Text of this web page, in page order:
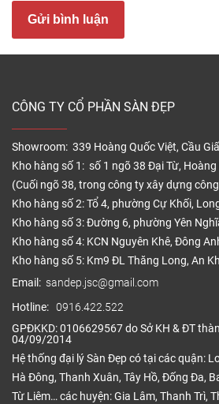
Sàn nhựa
Mines
152.2 * 4
Sàn nhựa
IBT Floor
914.4 * 152.4
* 2
457.2 * 457.2
* 3
Sàn nhựa
Eco’st
914.4 * 152.4
Sàn nhựa
IDE Floor
914.4 * 152.4
457.2 * 457.2
* 3
Gửi bình luận
CÔNG TY CỔ PHẦN SÀN ĐẸP
Showroom: 339 Hoàng Quốc Việt, Cầu
Kho hàng số 1: số 1 ngõ 38 Đại Từ, Hoàng
(Cuối ngõ 38, trong công ty xây dựng
Kho hàng số 2: Tổ 4, phường Cự Khối,
Kho hàng số 3: Đường 6, phường Yên
Kho hàng số 4: KCN Nguyên Khê, Đông
Kho hàng số 5: Km9 ĐL Thăng Long, An
Email: sandep.jsc@gmail.com
Hotline: 0916.422.522
GPĐKKD: 0106629567 do Sở KH & ĐT
04/09/2014
Hệ thống đại lý Sàn Đẹp có tại các quận:
Hà Đông, Thanh Xuân, Tây Hồ, Đống Đa,
Từ Liêm… các huyện: Gia Lâm, Thanh Trì,